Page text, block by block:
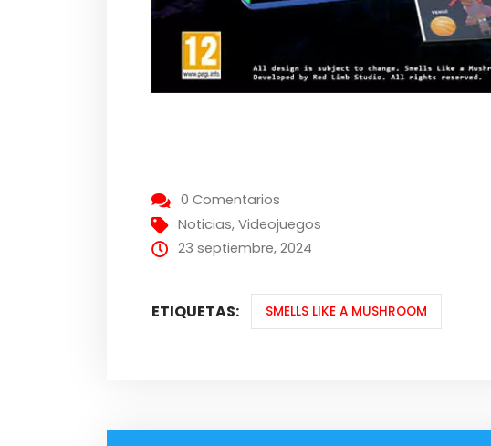
0 Comentarios
Noticias,Videojuegos
23 septiembre, 2024
ETIQUETAS: SMELLS LIKE A MUSHROOM